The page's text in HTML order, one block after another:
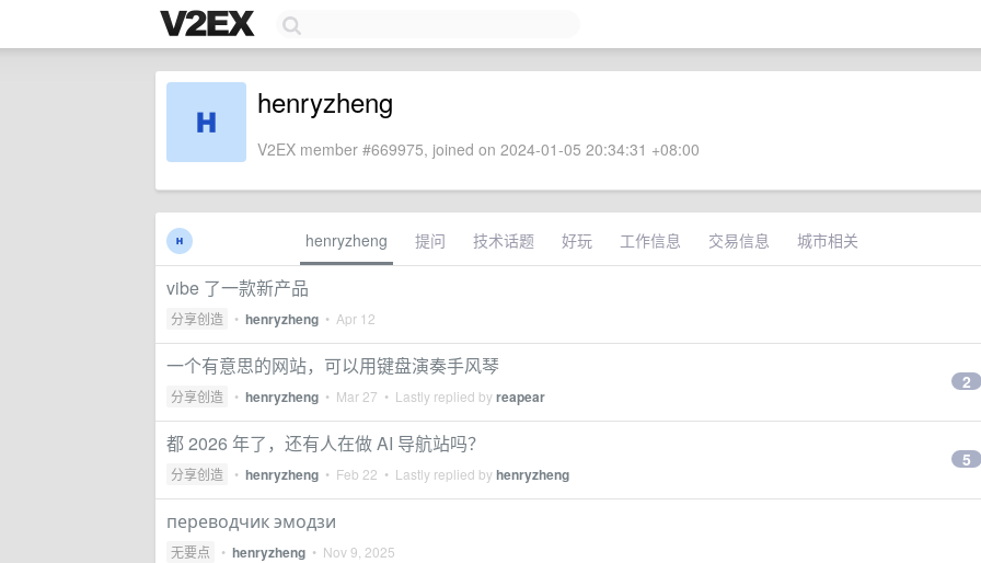
henryzheng
V2EX member #669975, joined on 2024-01-05 20:34:31 +08:00
henryzheng 提问 技术话题 好玩 工作信息 交易信息 城市相关
vibe 了一款新产品
分享创造 • henryzheng • Apr 12
一个有意思的网站，可以用键盘演奏手风琴
分享创造 • henryzheng • Mar 27 • Lastly replied byreapear
2
都 2026 年了，还有人在做 AI 导航站吗？
分享创造 • henryzheng • Feb 22 • Lastly replied byhenryzheng
5
переводчик эмодзи
无要点 • henryzheng • Nov 9, 2025